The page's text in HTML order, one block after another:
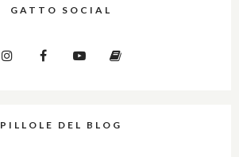
GATTO SOCIAL
PILLOLE DEL BLOG